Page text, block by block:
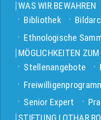
WAS WIR BEWAHREN
Bibliothek
Ethnologische
MÖGLICHKEITEN
Stellenangebote
Senior Expert